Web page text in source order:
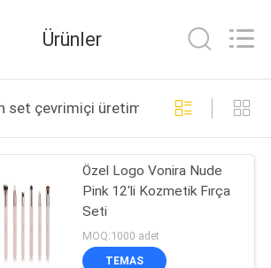
Ürünler
set çevrimiçi üretim
Özel Logo Vonira Nude
Pink 12'li Kozmetik Fırça
Seti
MOQ:1000 adet
TEMAS